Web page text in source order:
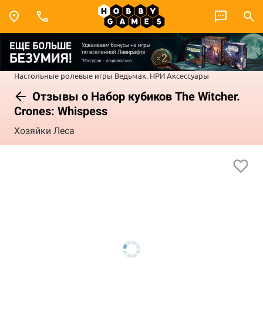
Настольные ролевые игры Ведьмак. НРИАксессуары
Отзывы о Набор кубиков The Witcher.
Crones: Whispess
Хозяйки Леса